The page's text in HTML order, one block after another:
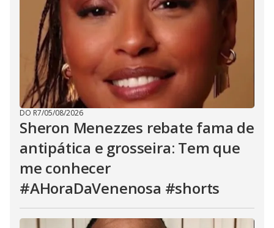
DO R7/05/08/2026
Sheron Menezzes rebate fama de
antipática e grosseira: Tem que
me conhecer
#AHoraDaVenenosa #shorts